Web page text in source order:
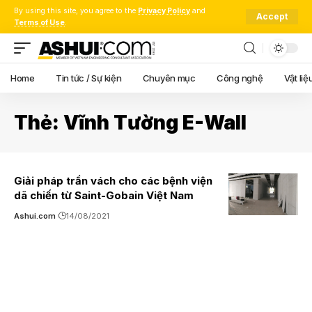
By using this site, you agree to the Privacy Policy and
Terms of Use.
Accept
Home Tin tức / Sự kiện Chuyên mục Công nghệ Vật
Thẻ: Vĩnh Tường E-Wall
Giải pháp trần vách cho các bệnh viện
dã chiến từ Saint-Gobain Việt Nam
Ashui.com 14/08/2021